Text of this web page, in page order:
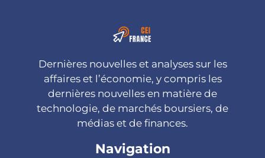
Dernières nouvelles et analyses sur les
affaires et l’économie, y compris les
dernières nouvelles en matière de
technologie, de marchés boursiers, de
médias et de finances.
Navigation